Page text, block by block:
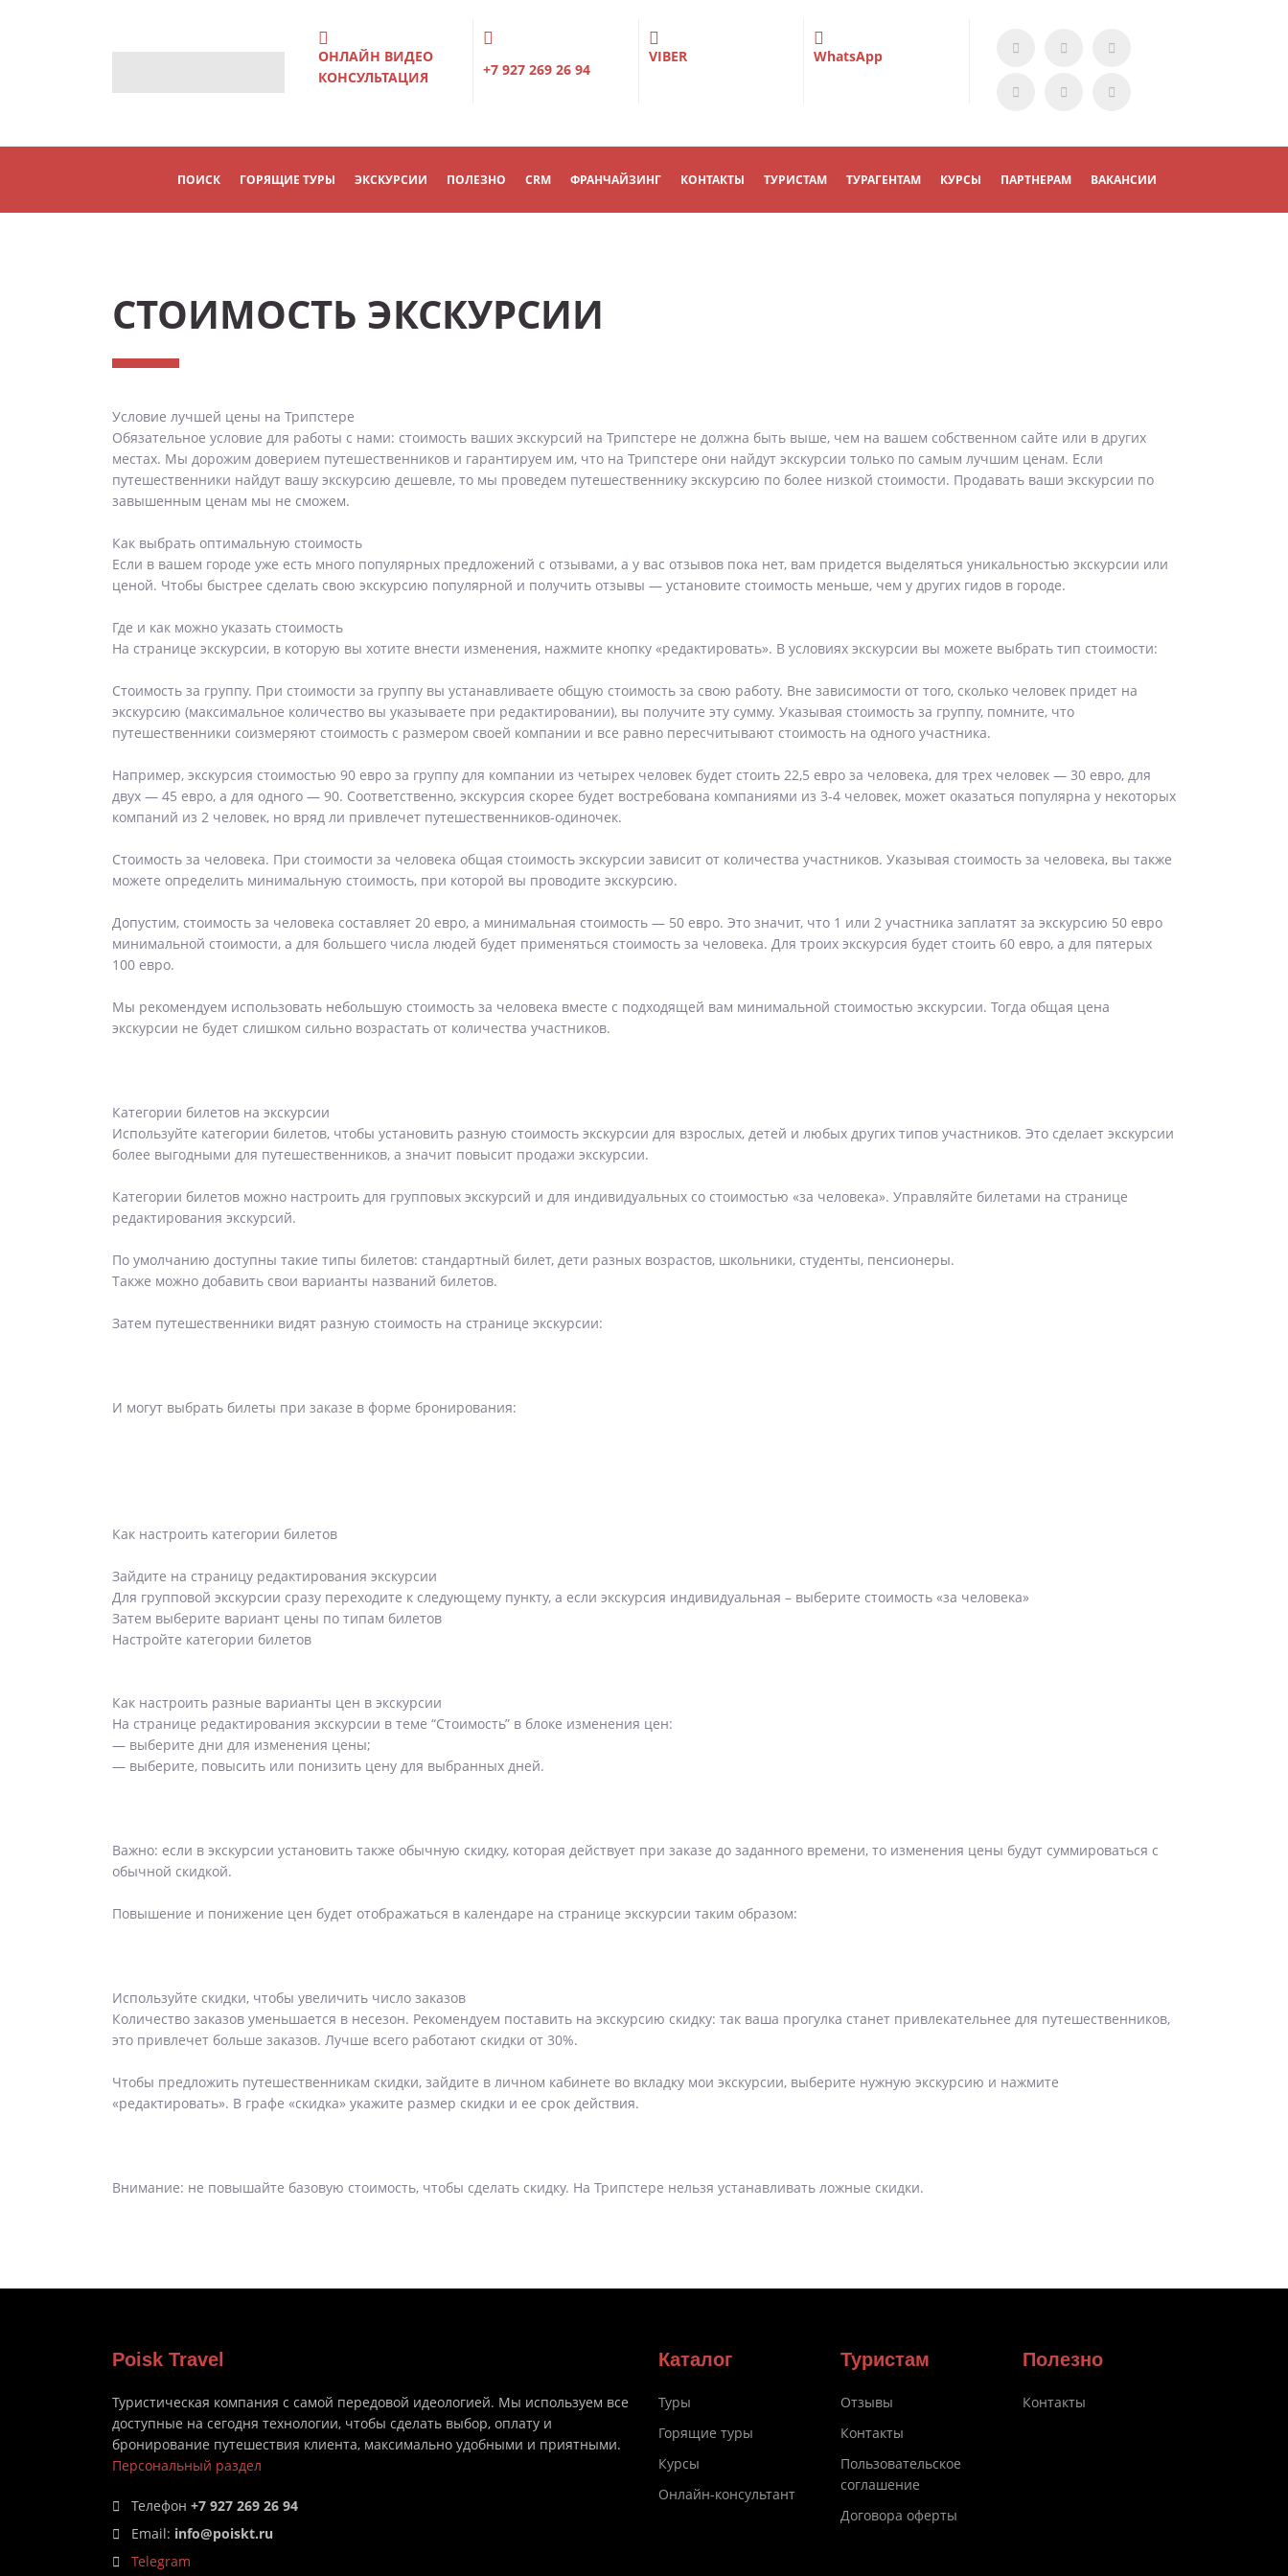
ОНЛАЙН ВИДЕО
КОНСУЛЬТАЦИЯ
+7 927 269 26 94
VIBER WhatsApp
ПОИСК ГОРЯЩИЕ ТУРЫ ЭКСКУРСИИ ПОЛЕЗНО CRM ФРАНЧАЙЗИНГ КОНТАКТЫ ТУРИСТАМ ТУРАГЕНТАМ КУРСЫ ПАРТНЕРАМ ВАКАНСИИ
СТОИМОСТЬ ЭКСКУРСИИ
Условие лучшей цены на Трипстере
Обязательное условие для работы с нами: стоимость ваших экскурсий на Трипстере не должна быть выше, чем на вашем собственном сайте или в других
местах. Мы дорожим доверием путешественников и гарантируем им, что на Трипстере они найдут экскурсии только по самым лучшим ценам. Если
путешественники найдут вашу экскурсию дешевле, то мы проведем путешественнику экскурсию по более низкой стоимости. Продавать ваши экскурсии по
завышенным ценам мы не сможем.
Как выбрать оптимальную стоимость
Если в вашем городе уже есть много популярных предложений с отзывами, а у вас отзывов пока нет, вам придется выделяться уникальностью экскурсии или
ценой. Чтобы быстрее сделать свою экскурсию популярной и получить отзывы — установите стоимость меньше, чем у других гидов в городе.
Где и как можно указать стоимость
На странице экскурсии, в которую вы хотите внести изменения, нажмите кнопку «редактировать». В условиях экскурсии вы можете выбрать тип стоимости:
Стоимость за группу. При стоимости за группу вы устанавливаете общую стоимость за свою работу. Вне зависимости от того, сколько человек придет на
экскурсию (максимальное количество вы указываете при редактировании), вы получите эту сумму. Указывая стоимость за группу, помните, что
путешественники соизмеряют стоимость с размером своей компании и все равно пересчитывают стоимость на одного участника.
Например, экскурсия стоимостью 90 евро за группу для компании из четырех человек будет стоить 22,5 евро за человека, для трех человек — 30 евро, для
двух — 45 евро, а для одного — 90. Соответственно, экскурсия скорее будет востребована компаниями из 3-4 человек, может оказаться популярна у некоторых
компаний из 2 человек, но вряд ли привлечет путешественников-одиночек.
Стоимость за человека. При стоимости за человека общая стоимость экскурсии зависит от количества участников. Указывая стоимость за человека, вы также
можете определить минимальную стоимость, при которой вы проводите экскурсию.
Допустим, стоимость за человека составляет 20 евро, а минимальная стоимость — 50 евро. Это значит, что 1 или 2 участника заплатят за экскурсию 50 евро
минимальной стоимости, а для большего числа людей будет применяться стоимость за человека. Для троих экскурсия будет стоить 60 евро, а для пятерых
100 евро.
Мы рекомендуем использовать небольшую стоимость за человека вместе с подходящей вам минимальной стоимостью экскурсии. Тогда общая цена
экскурсии не будет слишком сильно возрастать от количества участников.
Категории билетов на экскурсии
Используйте категории билетов, чтобы установить разную стоимость экскурсии для взрослых, детей и любых других типов участников. Это сделает экскурсии
более выгодными для путешественников, а значит повысит продажи экскурсии.
Категории билетов можно настроить для групповых экскурсий и для индивидуальных со стоимостью «за человека». Управляйте билетами на странице
редактирования экскурсий.
По умолчанию доступны такие типы билетов: стандартный билет, дети разных возрастов, школьники, студенты, пенсионеры.
Также можно добавить свои варианты названий билетов.
Затем путешественники видят разную стоимость на странице экскурсии:
И могут выбрать билеты при заказе в форме бронирования:
Как настроить категории билетов
Зайдите на страницу редактирования экскурсии
Для групповой экскурсии сразу переходите к следующему пункту, а если экскурсия индивидуальная – выберите стоимость «за человека»
Затем выберите вариант цены по типам билетов
Настройте категории билетов
Как настроить разные варианты цен в экскурсии
На странице редактирования экскурсии в теме “Стоимость” в блоке изменения цен:
— выберите дни для изменения цены;
— выберите, повысить или понизить цену для выбранных дней.
Важно: если в экскурсии установить также обычную скидку, которая действует при заказе до заданного времени, то изменения цены будут суммироваться с
обычной скидкой.
Повышение и понижение цен будет отображаться в календаре на странице экскурсии таким образом:
Используйте скидки, чтобы увеличить число заказов
Количество заказов уменьшается в несезон. Рекомендуем поставить на экскурсию скидку: так ваша прогулка станет привлекательнее для путешественников,
это привлечет больше заказов. Лучше всего работают скидки от 30%.
Чтобы предложить путешественникам скидки, зайдите в личном кабинете во вкладку мои экскурсии, выберите нужную экскурсию и нажмите
«редактировать». В графе «скидка» укажите размер скидки и ее срок действия.
Внимание: не повышайте базовую стоимость, чтобы сделать скидку. На Трипстере нельзя устанавливать ложные скидки.
Poisk Travel
Туристическая компания с самой передовой идеологией. Мы используем все
доступные на сегодня технологии, чтобы сделать выбор, оплату и
бронирование путешествия клиента, максимально удобными и приятными.
Персональный раздел
Телефон +7 927 269 26 94
Email: info@poiskt.ru
Telegram
Каталог
Туры
Горящие туры
Курсы
Онлайн-консультант
Туристам
Отзывы
Контакты
Пользовательское
соглашение
Договора оферты
Полезно
Контакты